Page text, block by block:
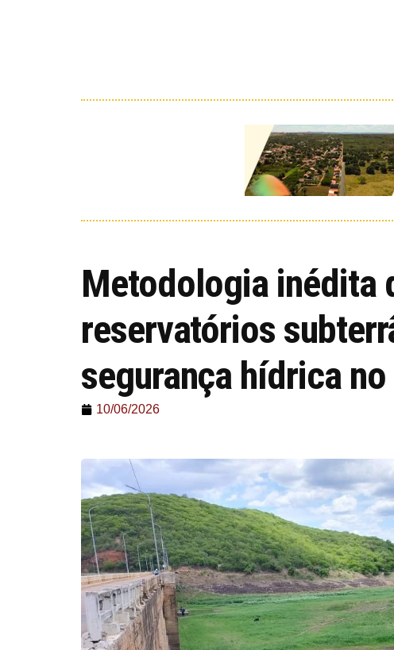
Metodologia inédita
reservatórios
segurança hídrica no
10/06/2026